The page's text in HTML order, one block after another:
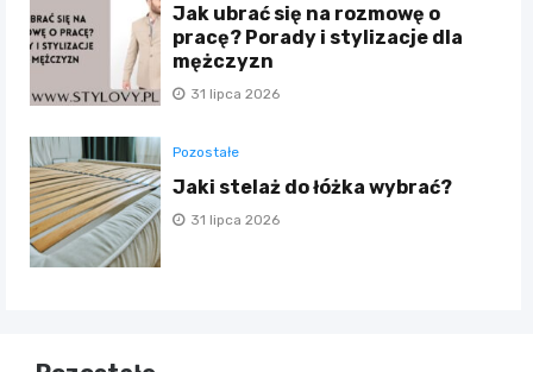
Jak ubrać się na rozmowę o
pracę? Porady i stylizacje dla
mężczyzn
31 lipca 2026
Pozostałe
Jaki stelaż do łóżka wybrać?
31 lipca 2026